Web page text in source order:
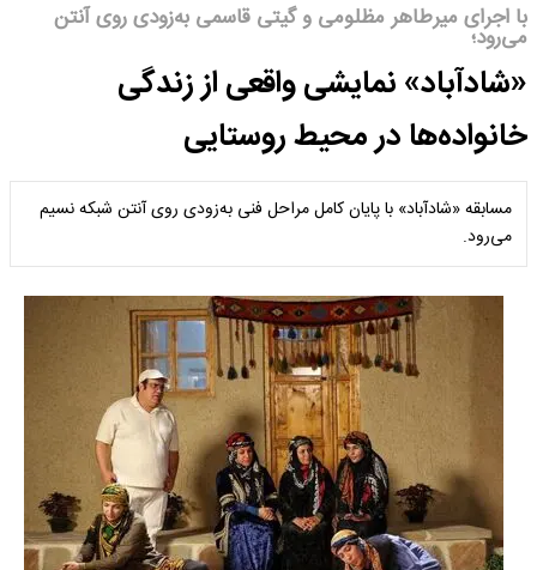
با اجرای میرطاهر مظلومی و گیتی قاسمی به‌زودی روی آنتن
می‌رود؛
«شادآباد» نمایشی واقعی از زندگی
خانواده‌ها در محیط روستایی
مسابقه «شادآباد» با پایان کامل مراحل فنی به‌زودی روی آنتن شبکه نسیم
می‌رود.